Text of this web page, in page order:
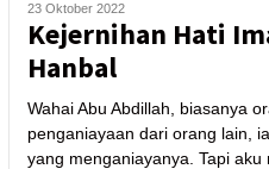
23 Oktober 2022
Kejernihan Hati
Hanbal
Wahai Abu Abdillah, biasanya
penganiayaan dari orang lain,
yang menganiayanya. Tapi